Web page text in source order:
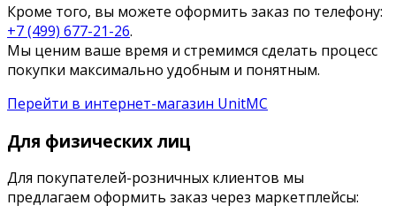
Кроме того, вы можете оформить заказ по телефону:
+7 (499) 677-21-26.
Мы ценим ваше время и стремимся сделать процесс
покупки максимально удобным и понятным.
Перейти в интернет-магазин UnitMC
Для физических лиц
Для покупателей-розничных клиентов мы
предлагаем оформить заказ через маркетплейсы: